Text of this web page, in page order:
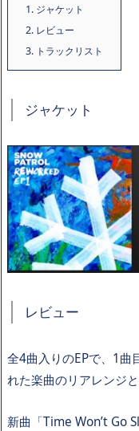
1. ジャケット
2. レビュー
3. トラックリスト
ジャケット
レビュー
全4曲入りのEPで、1曲
れた楽曲のリアレンジと
新曲「Time Won’t Go